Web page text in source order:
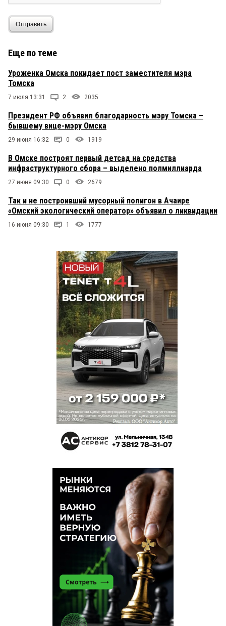
Отправить
Еще по теме
Уроженка Омска покидает пост заместителя мэра
Томска
7 июля 13:31 2 2035
Президент РФ объявил благодарность мэру Томска –
бывшему вице-мэру Омска
29 июня 16:32 0 1919
В Омске построят первый детсад на средства
инфраструктурного сбора – выделено полмиллиарда
27 июня 09:30 0 2679
Так и не построивший мусорный полигон в Ачаире
«Омский экологический оператор» объявил о ликвидации
16 июня 09:30 1 1777